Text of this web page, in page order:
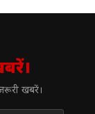
खबरें।